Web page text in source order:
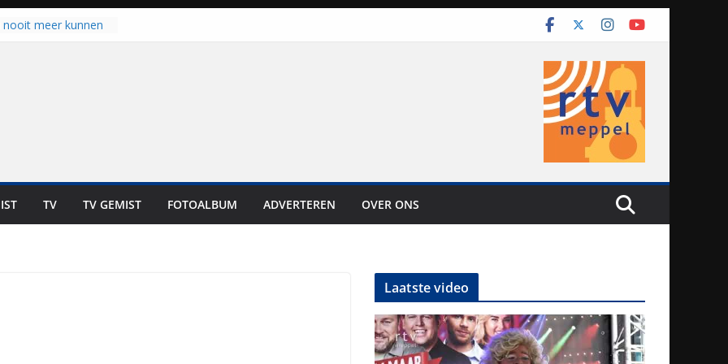
nooit meer kunnen
in gebruik
“Dit is altijd een
TV TV GEMIST FOTOALBUM ADVERTEREN OVER ONS
Laatste video